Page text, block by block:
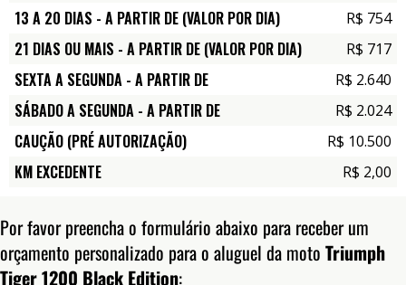
13 A 20 DIAS - A PARTIR DE (VALOR POR DIA) R$ 754
21 DIAS OU MAIS - A PARTIR DE (VALOR POR DIA) R$ 717
SEXTA A SEGUNDA - A PARTIR DE R$ 2.640
SÁBADO A SEGUNDA - A PARTIR DE R$ 2.024
CAUÇÃO (PRÉ AUTORIZAÇÃO) R$ 10.500
KM EXCEDENTE R$ 2,00
Por favor preencha o formulário abaixo para receber um
orçamento personalizado para o aluguel da moto Triumph
Tiger 1200 Black Edition: